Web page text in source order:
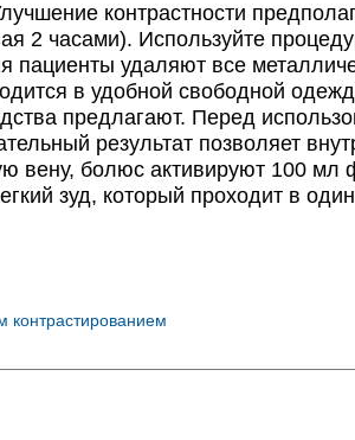
контрастности
2 часами). Используйте
удаляют все
в удобной свободной
предлагают. Перед
результат позволяет
вену, болюс активируют 100 мл
зуд, который проходит в